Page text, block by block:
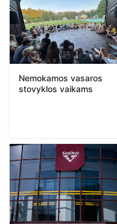
Nemokamos vasaros
stovyklos vaikams